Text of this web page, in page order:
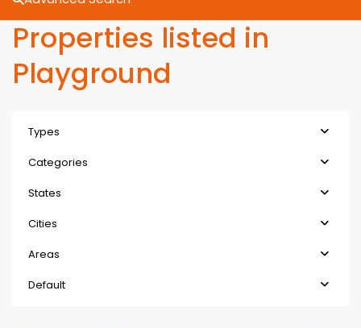
Properties listed in
Playground
Types
Categories
States
Cities
Areas
Default